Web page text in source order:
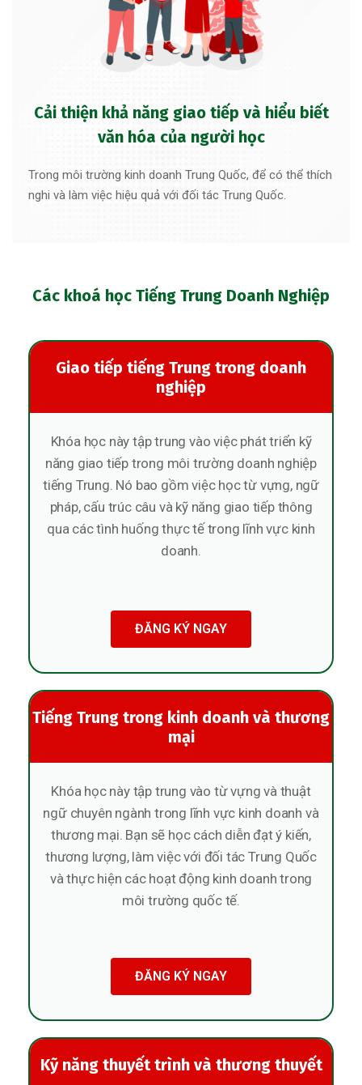
Cải thiện khả năng giao tiếp và hiểu biết
văn hóa của người học
Trong môi trường kinh doanh Trung Quốc, để có thể thích
nghi và làm việc hiệu quả với đối tác Trung Quốc.
Các khoá học Tiếng Trung Doanh Nghiệp
Giao tiếp tiếng Trung trong doanh
nghiệp
Khóa học này tập trung vào việc phát triển kỹ
năng giao tiếp trong môi trường doanh nghiệp
tiếng Trung. Nó bao gồm việc học từ vựng, ngữ
pháp, cấu trúc câu và kỹ năng giao tiếp thông
qua các tình huống thực tế trong lĩnh vực kinh
doanh.
ĐĂNG KÝ NGAY
Tiếng Trung trong kinh doanh và thương
mại
Khóa học này tập trung vào từ vựng và thuật
ngữ chuyên ngành trong lĩnh vực kinh doanh và
thương mại. Bạn sẽ học cách diễn đạt ý kiến,
thương lượng, làm việc với đối tác Trung Quốc
và thực hiện các hoạt động kinh doanh trong
môi trường quốc tế.
ĐĂNG KÝ NGAY
Kỹ năng thuyết trình và thương thuyết